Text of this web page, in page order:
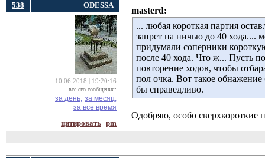
538 ODESSA
10.06.2018 | 19:20:16
все его сообщения:
за день, за месяц,
за все время
цитировать pm
masterd:
... любая короткая партия
запрет на ничью до 40 хода....
придумали соперники
после 40 хода. Что ж... Пусть
повторение ходов, чтобы
пол очка. Вот такое
бы справедливо.
Одобряю, особо